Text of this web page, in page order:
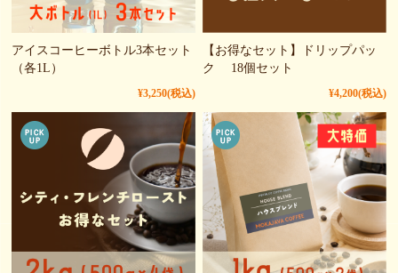
アイスコーヒーボトル3本セット
（各1L）
¥3,250(税込)
【お得なセット】ドリップパッ
ク 18個セット
¥4,200(税込)